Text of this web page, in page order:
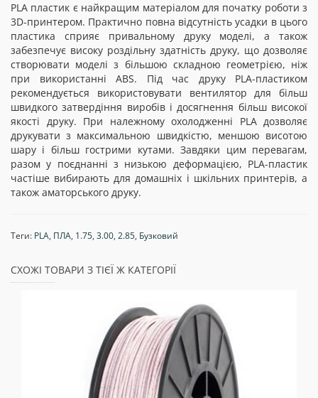
PLA пластик є найкращим матеріалом для початку роботи з
3D-принтером. Практично повна відсутність усадки в цього
пластика сприяє привальному друку моделі, а також
забезпечує високу роздільну здатність друку, що дозволяє
створювати моделі з більшою складною геометрією, ніж
при використанні ABS. Під час друку PLA-пластиком
рекомендується використовувати вентилятор для більш
швидкого затвердіння виробів і досягнення більш високої
якості друку. При належному охолодженні PLA дозволяє
друкувати з максимальною швидкістю, меншою висотою
шару і більш гострими кутами. Завдяки цим перевагам,
разом у поєднанні з низькою деформацією, PLA-пластик
частіше вибирають для домашніх і шкільних принтерів, а
також аматорського друку.
Теги: PLA, ПЛА, 1.75, 3.00, 2.85, Бузковий
СХОЖІ ТОВАРИ З ТІЄЇ Ж КАТЕГОРІЇ